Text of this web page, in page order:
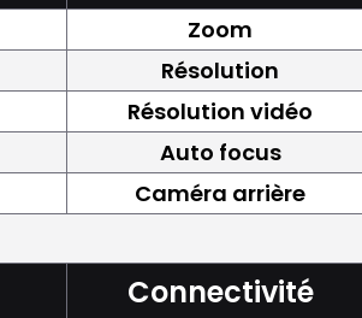
Zoom
Résolution
Résolution vidéo
Auto focus
Caméra arrière
Connectivité